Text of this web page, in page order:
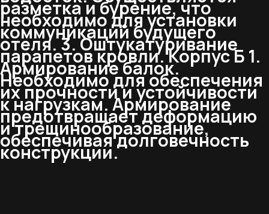
разметка и бурение, что
необходимо для установки
коммуникаций будущего
отеля. 3. Оштукатуривание
парапетов кровли. Корпус Б 1.
Армирование балок.
Необходимо для обеспечения
их прочности и устойчивости
к нагрузкам. Армирование
предотвращает деформацию
и трещинообразование,
обеспечивая долговечность
конструкции.